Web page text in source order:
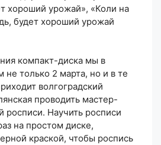
хороший урожай», «Коли на
будет хороший урожай
компакт-диска мы в
не только 2 марта, но и в те
волгоградский
проводить мастер-
росписи. Научить росписи
на простом диске,
краской, чтобы роспись